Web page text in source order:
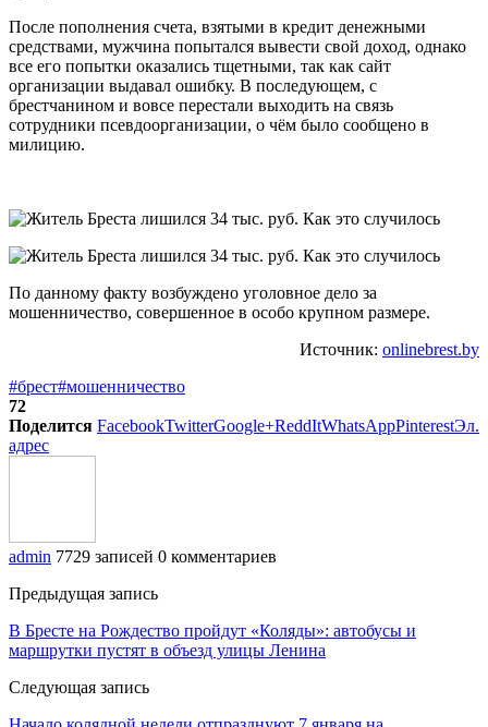
После пополнения счета, взятыми в кредит денежными
средствами, мужчина попытался вывести свой доход, однако
все его попытки оказались тщетными, так как сайт
организации выдавал ошибку. В последующем, с
брестчанином и вовсе перестали выходить на связь
сотрудники псевдоорганизации, о чём было сообщено в
милицию.
По данному факту возбуждено уголовное дело за
мошенничество, совершенное в особо крупном размере.
Источник: onlinebrest.by
#брест#мошенничество
72
Поделится FacebookTwitterGoogle+ReddItWhatsAppPinterestЭл.
адрес
admin 7729 записей 0 комментариев
Предыдущая запись
В Бресте на Рождество пройдут «Коляды»: автобусы и
маршрутки пустят в объезд улицы Ленина
Следующая запись